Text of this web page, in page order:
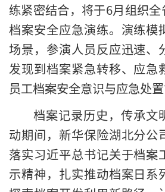
练紧密结合，将于6月组织
档案安全应急演练。演练模
场景，参演人员反应迅速、
发现到档案紧急转移、应急
员工档案安全意识与应急处置
档案记录历史，传承文
动期间，新华保险湖北分公
落实习近平总书记关于档案
示精神，扎实推动档案日系